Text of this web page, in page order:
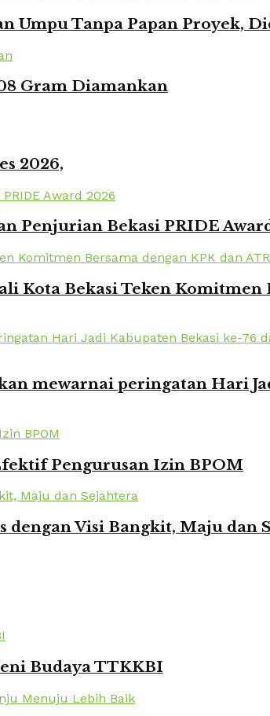
Umpu Tanpa Papan Proyek,
Gram Diamankan
2026,
Penjurian Bekasi PRIDE
Kota Bekasi Teken Komitmen
mewarnai peringatan Hari
Pengurusan Izin BPOM
dengan Visi Bangkit, Maju dan
Budaya TTKKBI